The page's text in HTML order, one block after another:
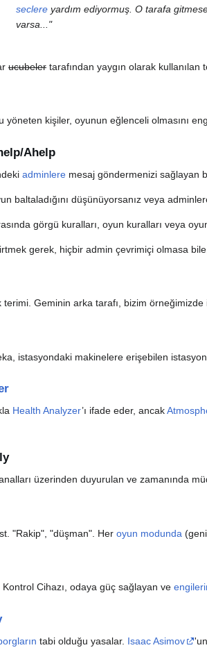
seclere yardım ediyormuş. O tarafa
varsa..."
ucubeler tarafından yaygın olarak
yöneten kişiler, oyunun eğlenceli olmasını
Ahelp
adminlere mesaj göndermenizi sağlayan
baltaladığını düşünüyorsanız veya
görgü kuralları, oyun kuralları veya
gerek, hiçbir admin çevrimiçi olmasa
terimi. Geminin arka tarafı, bizim örneğimizde
istasyondaki makinelere erişebilen
Health Analyzer’ı ifade eder, ancak
üzerinden duyurulan ve zamanında
"Rakip", "düşman". Her oyun modunda
Cihazı, odaya güç sağlayan ve
tabi olduğu yasalar. Isaac Asimov